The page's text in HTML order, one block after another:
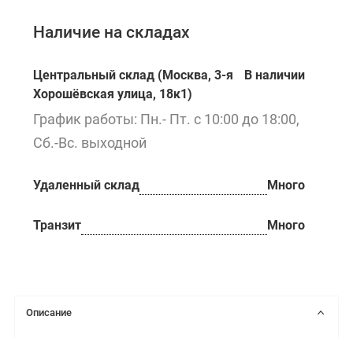
Наличие на складах
Центральный склад (Москва, 3-я
Хорошёвская улица, 18к1)
В наличии
График работы: Пн.- Пт. с 10:00 до 18:00,
Сб.-Вс. выходной
Удаленный склад Много
Транзит Много
Описание